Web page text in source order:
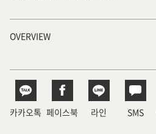
OVERVIEW
카카오톡 페이스북 라인 SMS